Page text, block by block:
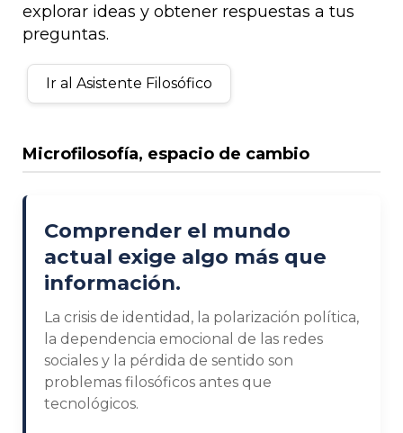
explorar ideas y obtener respuestas a tus
preguntas.
Ir al Asistente Filosófico
Microfilosofía, espacio de cambio
Comprender el mundo
actual exige algo más que
información.
La crisis de identidad, la polarización política,
la dependencia emocional de las redes
sociales y la pérdida de sentido son
problemas filosóficos antes que
tecnológicos.